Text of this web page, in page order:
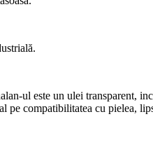
ul este un ulei transparent,
pe compatibilitatea cu pielea,